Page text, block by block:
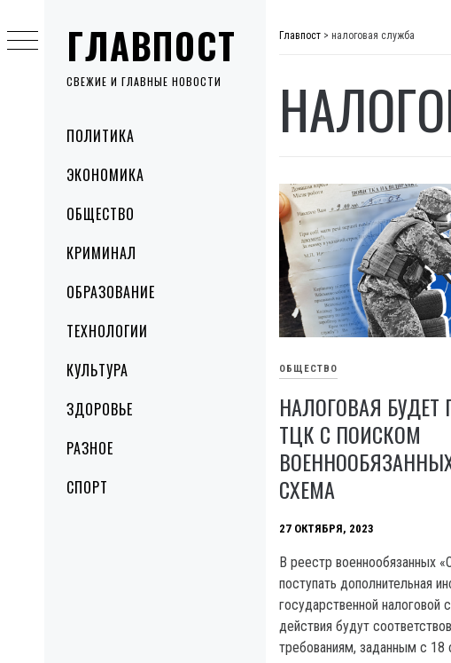
ГЛАВПОСТ
СВЕЖИЕ И ГЛАВНЫЕ НОВОСТИ
MenuПОЛИТИКА
ЭКОНОМИКА
ОБЩЕСТВО
КРИМИНАЛ
ОБРАЗОВАНИЕ
ТЕХНОЛОГИИ
КУЛЬТУРА
ЗДОРОВЬЕ
РАЗНОЕ
СПОРТ
to
content
Главпост > налоговая служба
ОБЩЕСТВО
НАЛОГОВАЯ БУДЕТ
ТЦК С ПОИСКОМ
СХЕМА
27 ОКТЯБРЯ, 2023
B реестр военнообязанных
поступать дополнительная
государственной налоговой
действия будут
требованиям, заданным с 18